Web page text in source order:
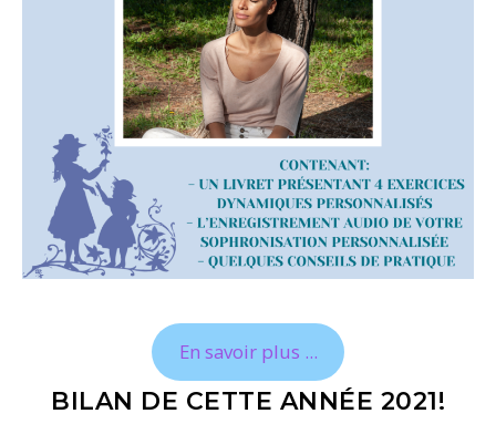
En savoir plus ...
BILAN DE CETTE ANNÉE 2021!